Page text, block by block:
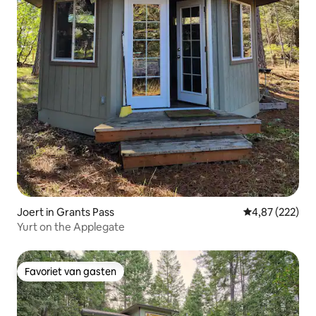
Joert in Grants Pass Gemiddelde
4,87 (222)
Yurt on the Applegate
Favoriet van gasten
Favoriet van gasten